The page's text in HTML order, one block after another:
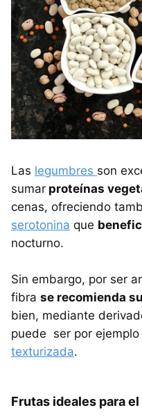
Las legumbres son
sumar proteínas
cenas, ofreciendo
serotonina que
nocturno.
Sin embargo, por ser
fibra se recomienda
bien, mediante
puede ser por ejemplo
texturizada.
Frutas ideales para